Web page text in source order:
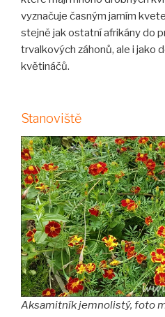
vyznačuje časným jarním
stejně jak ostatní afrikány do
trvalkových záhonů, ale i jako
květináčů.
Stanoviště
Aksamitník jemnolistý, foto